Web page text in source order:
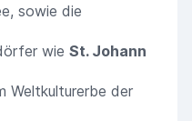
sowie die
wie St. Johann
Weltkulturerbe der